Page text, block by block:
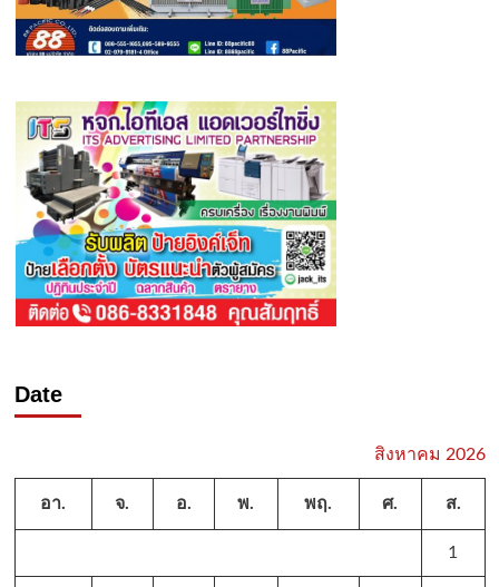
Date
สิงหาคม 2026
อา. จ. อ. พ. พฤ. ศ. ส.
1